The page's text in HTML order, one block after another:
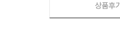
상품후기